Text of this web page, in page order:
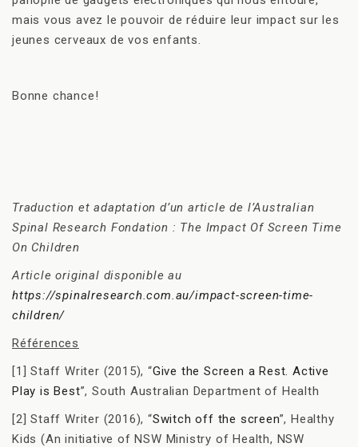
mais vous avez le pouvoir de réduire leur impact sur les
jeunes cerveaux de vos enfants.
Bonne chance!
Traduction et adaptation d’un article de l’Australian
Spinal Research Fondation : The Impact Of Screen Time
On Children
Article original disponible au
https://spinalresearch.com.au/impact-screen-time-
children/
Références
[1] Staff Writer (2015), “Give the Screen a Rest. Active
Play is Best”, South Australian Department of Health
[2] Staff Writer (2016), “Switch off the screen”, Healthy
Kids (An initiative of NSW Ministry of Health, NSW